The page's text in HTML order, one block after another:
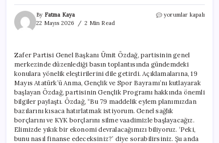
By Fatma Kaya
22 Mayıs 2026
2 Min Read
Ümit
“Cumhuriyetin
Parçalanmasına
Neden
Olacak
Mısınız?”
yorumlar kapalı
Zafer Partisi Genel Başkanı Ümit Özdağ, partisinin genel
merkezinde düzenlediği basın toplantısında gündemdeki
konulara yönelik eleştirilerini dile getirdi. Açıklamalarına, 19
Mayıs Atatürk’ü Anma, Gençlik ve Spor Bayramı’nı kutlayarak
başlayan Özdağ, partisinin Gençlik Programı hakkında önemli
bilgiler paylaştı. Özdağ, “Bu 79 maddelik eylem planımızdan
bazılarını kısaca hatırlatmak istiyorum. Genel sağlık
borçlarını ve KYK borçlarını silme vaadimizle başlayacağız.
Elimizde yıkık bir ekonomi devralacağımızı biliyoruz. ‘Peki,
bunu nasıl finanse edeceksiniz?’ diye sorabilirsiniz. Şu anda